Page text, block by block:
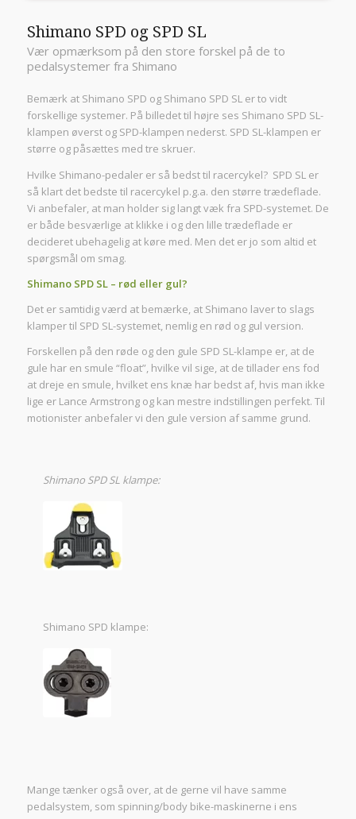
Shimano SPD og SPD SL
Vær opmærksom på den store forskel på de to
pedalsystemer fra Shimano
Bemærk at Shimano SPD og Shimano SPD SL er to vidt
forskellige systemer. På billedet til højre ses Shimano SPD SL-
klampen øverst og SPD-klampen nederst. SPD SL-klampen er
større og påsættes med tre skruer.
Hvilke Shimano-pedaler er så bedst til racercykel? SPD SL er
så klart det bedste til racercykel p.g.a. den større trædeflade.
Vi anbefaler, at man holder sig langt væk fra SPD-systemet. De
er både besværlige at klikke i og den lille trædeflade er
decideret ubehagelig at køre med. Men det er jo som altid et
spørgsmål om smag.
Shimano SPD SL – rød eller gul?
Det er samtidig værd at bemærke, at Shimano laver to slags
klamper til SPD SL-systemet, nemlig en rød og gul version.
Forskellen på den røde og den gule SPD SL-klampe er, at de
gule har en smule “float”, hvilke vil sige, at de tillader ens fod
at dreje en smule, hvilket ens knæ har bedst af, hvis man ikke
lige er Lance Armstrong og kan mestre indstillingen perfekt. Til
motionister anbefaler vi den gule version af samme grund.
Shimano SPD SL klampe:
Shimano SPD klampe:
Mange tænker også over, at de gerne vil have samme
pedalsystem, som spinning/body bike-maskinerne i ens